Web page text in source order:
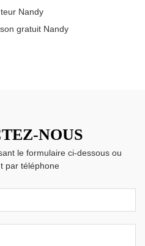
Nandy
gratuit Nandy
NOUS
le formulaire ci-dessous ou
par téléphone